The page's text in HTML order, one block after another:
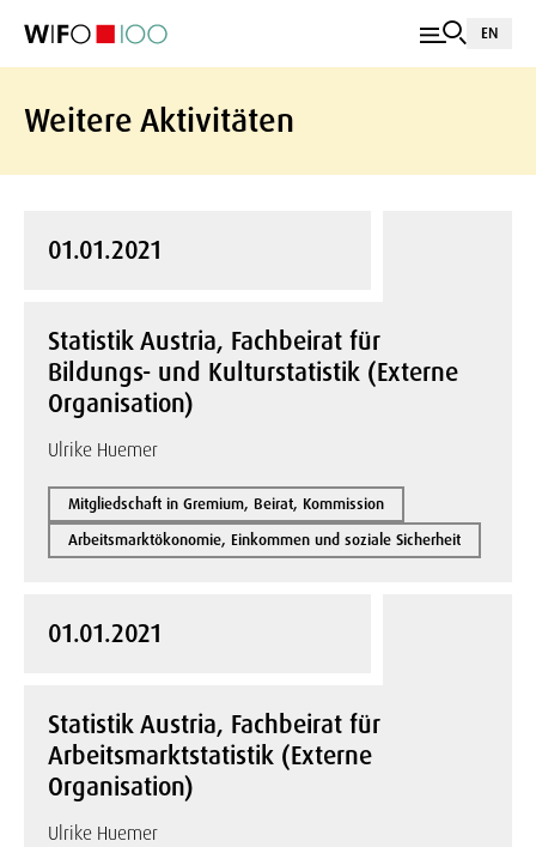
EN
Weitere Aktivitäten
01.01.2021
Statistik Austria, Fachbeirat für
Bildungs- und Kulturstatistik (Externe
Organisation)
Ulrike Huemer
Mitgliedschaft in Gremium, Beirat, Kommission
Arbeitsmarktökonomie, Einkommen und soziale Sicherheit
01.01.2021
Statistik Austria, Fachbeirat für
Arbeitsmarktstatistik (Externe
Organisation)
Ulrike Huemer